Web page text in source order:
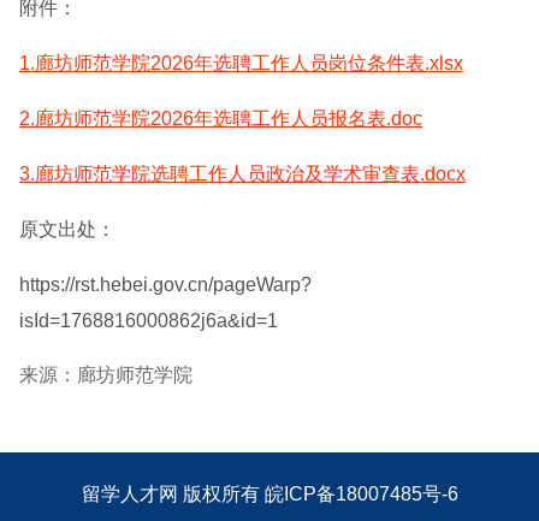
附件：
1.廊坊师范学院2026年选聘工作人员岗位条件表.xlsx
2.廊坊师范学院2026年选聘工作人员报名表.doc
3.廊坊师范学院选聘工作人员政治及学术审查表.docx
原文出处：
https://rst.hebei.gov.cn/pageWarp?
isId=1768816000862j6a&id=1
来源：廊坊师范学院
留学人才网 版权所有 皖ICP备18007485号-6